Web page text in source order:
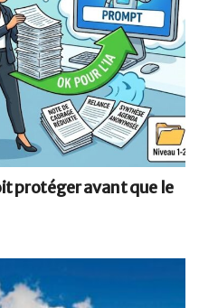
protéger avant que le